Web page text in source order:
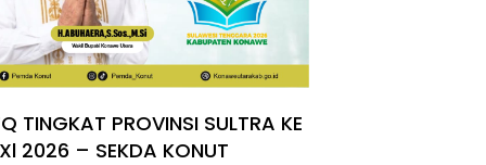
TINGKAT PROVINSI SULTRA KE
2026 – SEKDA KONUT